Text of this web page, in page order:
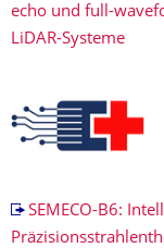
echo und full-
LiDAR-Systeme
SEMECO-B6: